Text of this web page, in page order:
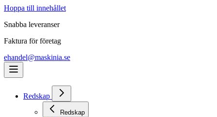
Hoppa till innehållet
Snabba leveranser
Faktura för företag
ehandel@maskinia.se
Redskap
Redskap